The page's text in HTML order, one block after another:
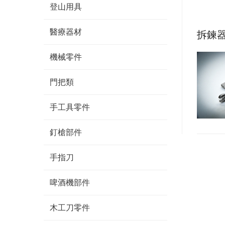
登山用具
醫療器材
機械零件
門把類
手工具零件
釘槍部件
手指刀
啤酒機部件
木工刀零件
拆鍊